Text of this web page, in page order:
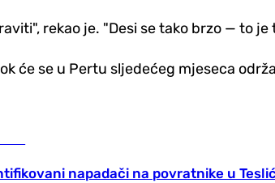
rekao je. "Desi se tako brzo — to je
će se u Pertu sljedećeg mjeseca
napadači na povratnike u